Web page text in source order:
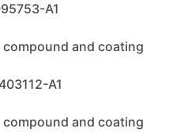
A1
compound and coating
A1
compound and coating